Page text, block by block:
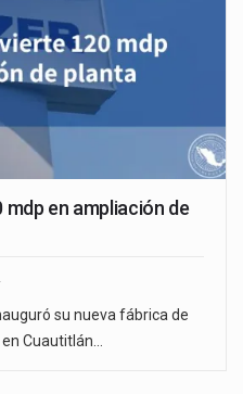
en ampliación de
su nueva fábrica de
Cuautitlán…